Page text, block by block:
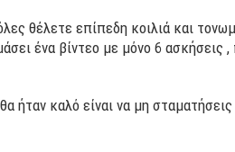
θέλετε επίπεδη κοιλιά και
ένα βίντεο με μόνο 6 ασκήσεις
ήταν καλό είναι να μη